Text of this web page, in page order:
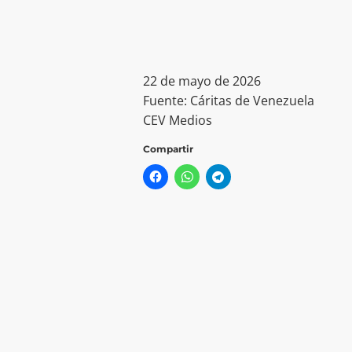
22 de mayo de 2026
Fuente: Cáritas de Venezuela
CEV Medios
Compartir